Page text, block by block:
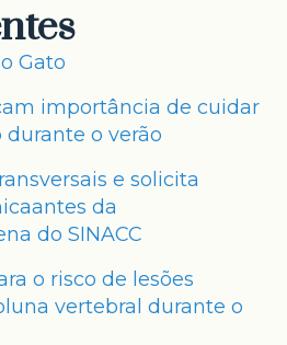
Gato
importância de cuidar
o verão
e solicita
da
do SINACC
o risco de lesões
vertebral durante o